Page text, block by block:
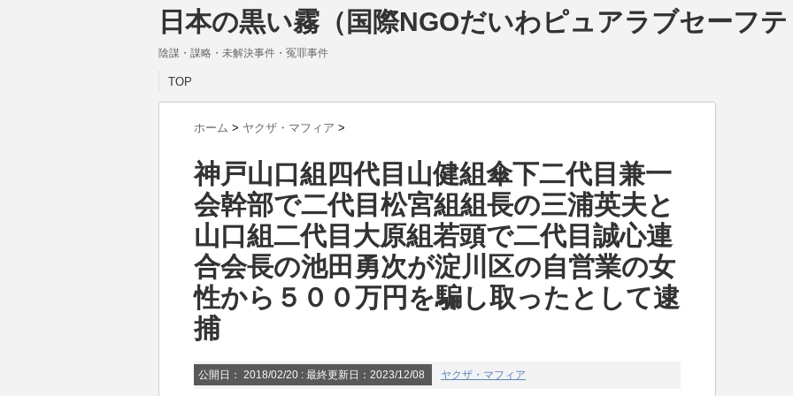
日本の黒い霧（国際NGOだいわピュアラブセーフテ
陰謀・謀略・未解決事件・冤罪事件
TOP
ホーム > ヤクザ・マフィア >
神戸山口組四代目山健組傘下二代目兼一
会幹部で二代目松宮組組長の三浦英夫と
山口組二代目大原組若頭で二代目誠心連
合会長の池田勇次が淀川区の自営業の女
性から５００万円を騙し取ったとして逮
捕
公開日： 2018/02/20 : 最終更新日：2023/12/08 ヤクザ・マフィア